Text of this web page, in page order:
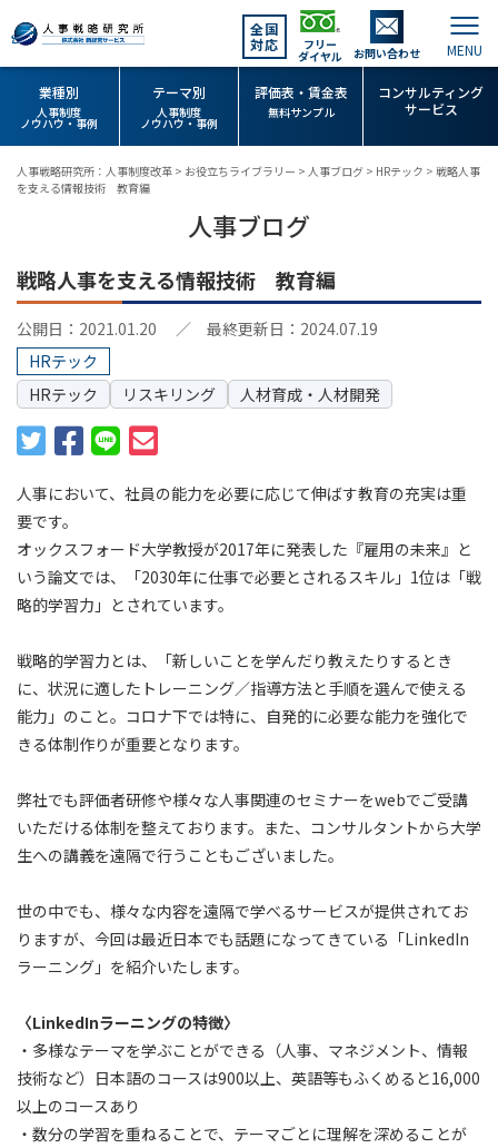
全国
対応
フリー
ダイヤル お問い合わせ
業種別
人事制度
ノウハウ・事例
テーマ別
人事制度
ノウハウ・事例
評価表・賃金表
無料サンプル
コンサルティング
サービス
人事戦略研究所：人事制度改革 > お役立ちライブラリー > 人事ブログ > HRテック > 戦略人事
を支える情報技術 教育編
人事ブログ
戦略人事を支える情報技術 教育編
公開日：2021.01.20
／ 最終更新日：2024.07.19
HRテック
HRテック
リスキリング 人材育成・人材開発
人事において、社員の能力を必要に応じて伸ばす教育の充実は重
要です。
オックスフォード大学教授が2017年に発表した『雇用の未来』と
いう論文では、「2030年に仕事で必要とされるスキル」1位は「戦
略的学習力」とされています。
戦略的学習力とは、「新しいことを学んだり教えたりするとき
に、状況に適したトレーニング／指導方法と手順を選んで使える
能力」のこと。コロナ下では特に、自発的に必要な能力を強化で
きる体制作りが重要となります。
弊社でも評価者研修や様々な人事関連のセミナーをwebでご受講
いただける体制を整えております。また、コンサルタントから大学
生への講義を遠隔で行うこともございました。
世の中でも、様々な内容を遠隔で学べるサービスが提供されてお
りますが、今回は最近日本でも話題になってきている「LinkedIn
ラーニング」を紹介いたします。
〈LinkedInラーニングの特徴〉
・多様なテーマを学ぶことができる（人事、マネジメント、情報
技術など）日本語のコースは900以上、英語等もふくめると16,000
以上のコースあり
・数分の学習を重ねることで、テーマごとに理解を深めることが